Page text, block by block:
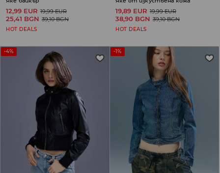
12,99 EUR 19,99 EUR
25,41 BGN 39,10 BGN
HOT DEALS
19,89 EUR 19,99 EUR
38,90 BGN 39,10 BGN
HOT DEALS
-4% -1%